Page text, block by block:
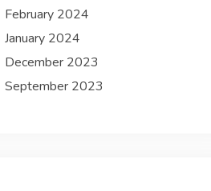
February 2024
January 2024
December 2023
September 2023